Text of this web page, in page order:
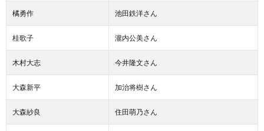
橘勇作 池田鉄洋さん
桂歌子 瀧内公美さん
木村大志 今井隆文さん
大森新平 加治将樹さん
大森紗良 住田萌乃さん